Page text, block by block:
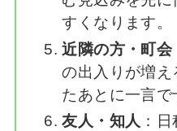
すくなります。
近隣の方・町
の出入りが増え
たあとに一言で
友人・知人 ：